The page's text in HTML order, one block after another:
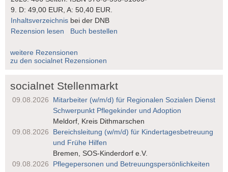
9. D: 49,00 EUR, A: 50,40 EUR.
Inhaltsverzeichnis bei der DNB
Rezension lesen
Buch bestellen
weitere Rezensionen
zu den socialnet Rezensionen
socialnet Stellenmarkt
09.08.2026
Mitarbeiter (w/m/d) für Regionalen Sozialen Dienst
Schwerpunkt Pflegekinder und Adoption
Meldorf, Kreis Dithmarschen
09.08.2026
Bereichsleitung (w/m/d) für Kindertages­betreuung
und Frühe Hilfen
Bremen, SOS-Kinderdorf e.V.
09.08.2026
Pflegepersonen und Betreuungs­persönlichkeiten